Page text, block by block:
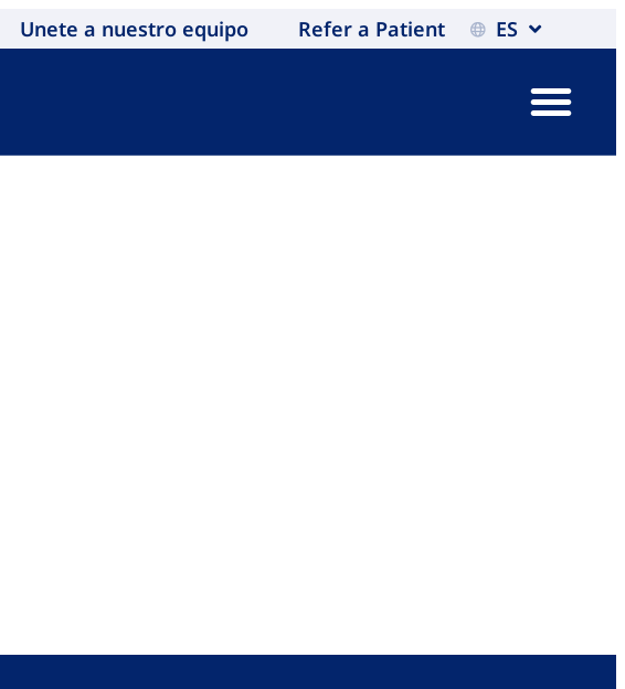
Unete a nuestro equipo Refer a Patient ES